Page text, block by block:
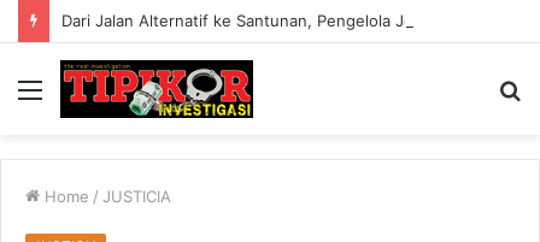
Menu
Home / JUSTICIA